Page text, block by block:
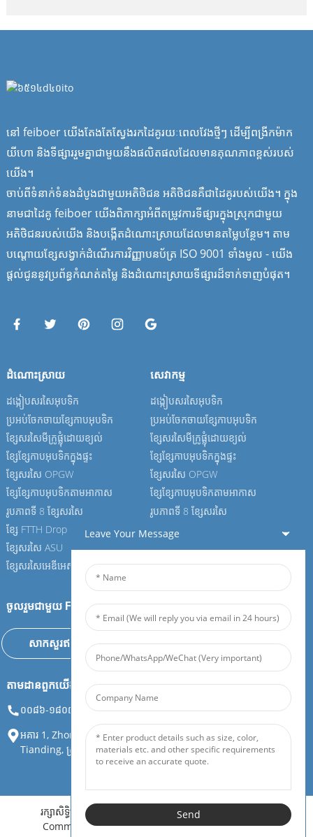
នៅ feiboer យើងតែងតែស្វែងរកដៃគូរយៈពេលវែងថ្មីៗ ដើម្បីពង្រីកម៉ាក
យីហោ និងទីផ្សាររួមគ្នាជាមួយនឹងផលិតផលដែលមានគុណភាពខ្ពស់របស់
យើង។
ចាប់ពីទំនាក់ទំនងដំបូងជាមួយអតិថិជន អតិថិជនគឺជាដៃគូរបស់យើង។ ក្នុង
នាមជាដៃគូ feiboer យើងពិភាក្សាអំពីតម្រូវការទីផ្សារក្នុងស្រុកជាមួយ
អតិថិជនរបស់យើង និងបង្កើតដំណោះស្រាយដែលមានតម្លៃបន្ថែម។ តាម
បណ្តោយខ្សែសង្វាក់ដំណើរការវិញ្ញាបនប័ត្រ ISO 9001 ទាំងមូល - យើង
ផ្តល់ជូននូវប្រព័ន្ធកំណត់តម្លៃ និងដំណោះស្រាយទីផ្សារដ៏ទាក់ទាញបំផុត។
ដំណោះស្រាយ
ដង្កៀបសរសៃអុបទិក
ប្រអប់ចែកចាយខ្សែកាបអុបទិក
ខ្សែ​សរសៃ​មីក្រូ​ផ្លុំ​ដោយ​ខ្យល់
ខ្សែខ្សែកាបអុបទិកក្នុងផ្ទះ
ខ្សែ​សរសៃ OPGW
ខ្សែខ្សែកាបអុបទិកតាមអាកាស
រូបភាពទី 8 ខ្សែសរសៃ
ខ្សែ​ FTTH Drop Cable
ខ្សែ​សរសៃ​ ASU
ខ្សែ​សរសៃ​អេឌីអេសអេស
សេវាកម្ម
ដង្កៀបសរសៃអុបទិក
ប្រអប់ចែកចាយខ្សែកាបអុបទិក
ខ្សែ​សរសៃ​មីក្រូ​ផ្លុំ​ដោយ​ខ្យល់
ខ្សែខ្សែកាបអុបទិកក្នុងផ្ទះ
ខ្សែ​សរសៃ OPGW
ខ្សែខ្សែកាបអុបទិកតាមអាកាស
រូបភាពទី 8 ខ្សែសរសៃ
ខ្សែ​ FTTH Drop Cable
ខ្សែ​សរសៃ​ ASU
ខ្សែ​សរសៃ​អេឌីអេសអេស
ចូលរួមជាមួយ Feiboer របស់យើង
សាកសួរឥឡូវនេះ
តាមដានពួកយើង
០០៨៦-១៨០៧៥១០៨៨៨០
info@feiboer.com.cn
អគារ 1, Zhongjianbaobao Mansion, លេខ 30, ផ្លូវ Lianhu ទី 3, ផ្លូវ
Tianding, ស្រុក Yuelu, ទីក្រុង Changsha, ខេត្ត Hunan
រក្សាសិទ្ធិគ្រប់យ៉ាងដោយក្រុមហ៊ុន Hunan Feibo Guangtong
Communication Equipment Co., Ltd. Resource
Leave Your Message
Send